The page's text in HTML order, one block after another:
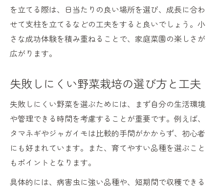
を立てる際は、日当たりの良い場所を選び、成長に合わ
せて支柱を立てるなどの工夫をすると良いでしょう。小
さな成功体験を積み重ねることで、家庭菜園の楽しさが
広がります。
失敗しにくい野菜栽培の選び方と工夫
失敗しにくい野菜を選ぶためには、まず自分の生活環境
や管理できる時間を考慮することが重要です。例えば、
タマネギやジャガイモは比較的手間がかからず、初心者
にも好まれています。また、育てやすい品種を選ぶこと
もポイントとなります。
具体的には、病害虫に強い品種や、短期間で収穫できる